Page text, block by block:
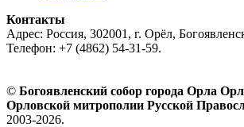
Контакты
Адрес: Россия, 302001, г. Орёл,
Телефон: +7 (4862) 54-31-59.
© Богоявленский собор города Орла
Орловской митрополии Русской
2003-2026.